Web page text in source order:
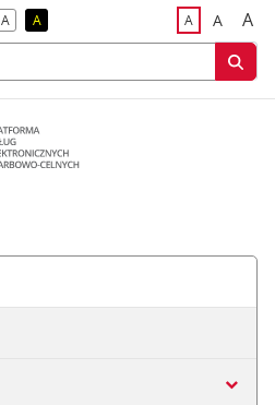
Akontrast domyślny
Akontrast żółty tekst na czarnym tle
Adomyślna
A A